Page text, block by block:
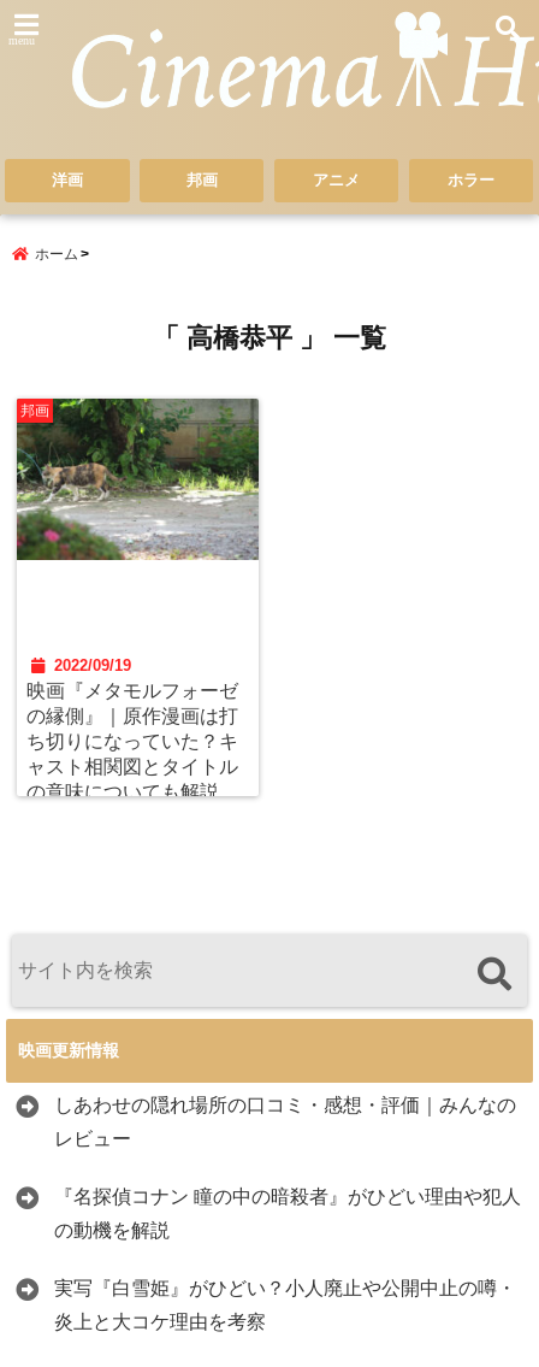
menu
洋画 邦画 アニメ ホラー
ホーム
「 高橋恭平 」 一覧
邦画
2022/09/19
映画『メタモルフォーゼ
の縁側』｜原作漫画は打
ち切りになっていた？キ
ャスト相関図とタイトル
の意味についても解説
映画更新情報
しあわせの隠れ場所の口コミ・感想・評価｜みんなの
レビュー
『名探偵コナン 瞳の中の暗殺者』がひどい理由や犯人
の動機を解説
実写『白雪姫』がひどい？小人廃止や公開中止の噂・
炎上と大コケ理由を考察